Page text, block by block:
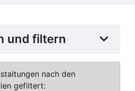
und filtern
nach den
gefiltert: